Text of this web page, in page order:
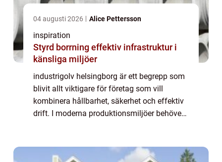
04 augusti 2026 Alice Pettersson
inspiration
Styrd borrning effektiv infrastruktur i
känsliga miljöer
industrigolv helsingborg är ett begrepp som
blivit allt viktigare för företag som vill
kombinera hållbarhet, säkerhet och effektiv
drift. I moderna produktionsmiljöer behöver